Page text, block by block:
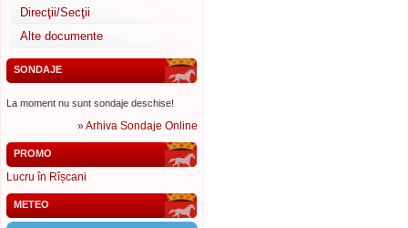
Direcţii/Secţii
Alte documente
SONDAJE
La moment nu sunt sondaje deschise!
»Arhiva Sondaje Online
PROMO
Lucru în Rîșcani
METEO